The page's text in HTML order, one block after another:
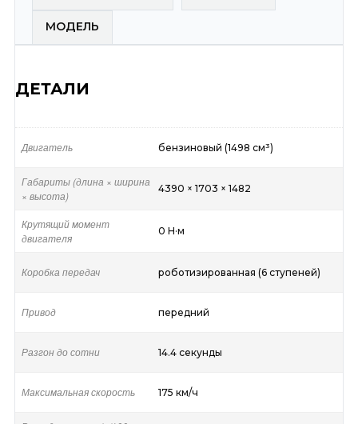
МОДЕЛЬ
ДЕТАЛИ
Двигатель бензиновый (1498 см³)
Габариты (длина × ширина
× высота)
4390 × 1703 × 1482
Крутящий момент
двигателя
0 Н·м
Коробка передач роботизированная (6 ступеней)
Привод передний
Разгон до сотни 14.4 секунды
Максимальная скорость 175 км/ч